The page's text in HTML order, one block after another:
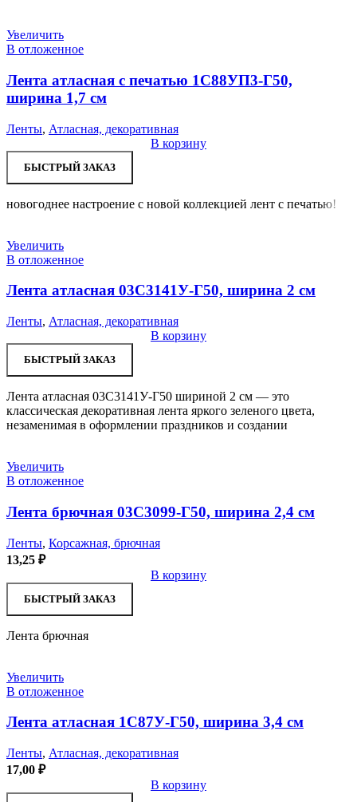
Увеличить
В отложенное
Лента атласная с печатью 1С88УП3-Г50,
ширина 1,7 см
Ленты, Атласная, декоративная
В корзину
БЫСТРЫЙ ЗАКАЗ
новогоднее настроение с новой коллекцией лент с печатью!
Увеличить
В отложенное
Лента атласная 03С3141У-Г50, ширина 2 см
Ленты, Атласная, декоративная
В корзину
БЫСТРЫЙ ЗАКАЗ
Лента атласная 03С3141У-Г50 шириной 2 см — это
классическая декоративная лента яркого зеленого цвета,
незаменимая в оформлении праздников и создании
Увеличить
В отложенное
Лента брючная 03С3099-Г50, ширина 2,4 см
Ленты, Корсажная, брючная
13,25 ₽
В корзину
БЫСТРЫЙ ЗАКАЗ
Лента брючная
Увеличить
В отложенное
Лента атласная 1С87У-Г50, ширина 3,4 см
Ленты, Атласная, декоративная
17,00 ₽
В корзину